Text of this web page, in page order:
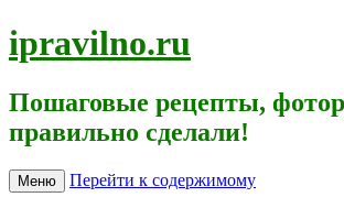
ipravilno.ru
Пошаговые рецепты,
правильно сделали!
Меню Перейти к содержимому